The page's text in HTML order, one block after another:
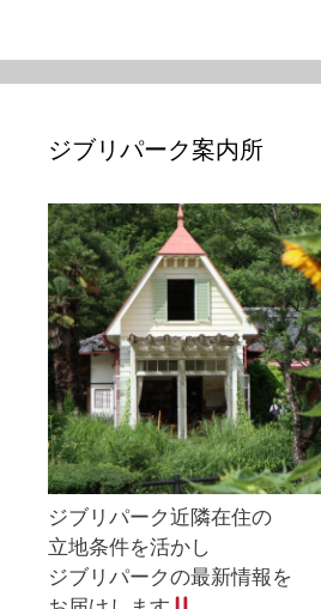
ジブリパーク案内所
ジブリパーク近隣在住の
立地条件を活かし
ジブリパークの最新情報を